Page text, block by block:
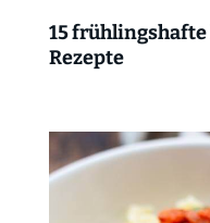
15 frühlingshafte
Rezepte